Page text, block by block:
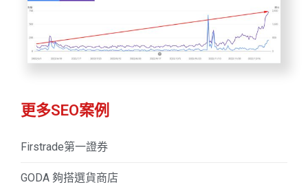
更多SEO案例
Firstrade第一證券
GODA 夠搭選貨商店